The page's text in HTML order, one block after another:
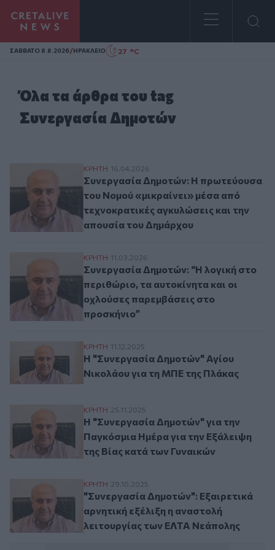
Homepage
ΣAΒΒΑΤΟ 8.8.2026/ΗΡΑΚΛΕΙΟ 27 °C
Όλα τα άρθρα του tag
Συνεργασία Δημοτών
Συνεργασία Δημοτών: Η πρωτεύουσα του
ΚΡΗΤΗ 16.04.2026
Συνεργασία Δημοτών: Η πρωτεύουσα
του Νομού «μικραίνει» μέσα από
τεχνοκρατικές αγκυλώσεις και την
απουσία του Δημάρχου
Συνεργασία Δημοτών: “Η λογική στο
ΚΡΗΤΗ 11.03.2026
Συνεργασία Δημοτών: “Η λογική στο
περιθώριο, τα αυτοκίνητα και οι
οχλούσες παρεμβάσεις στο
προσκήνιο”
Η "Συνεργασία Δημοτών" Αγίου
ΚΡΗΤΗ 11.12.2025
Η "Συνεργασία Δημοτών" Αγίου
Νικολάου για τη ΜΠΕ της Πλάκας
Η "Συνεργασία Δημοτών" για την
ΚΡΗΤΗ 25.11.2025
Η "Συνεργασία Δημοτών" για την
Παγκόσμια Ημέρα για την Εξάλειψη
της Βίας κατά των Γυναικών
"Συνεργασία Δημοτών": Εξαιρετικά
ΚΡΗΤΗ 29.10.2025
"Συνεργασία Δημοτών": Εξαιρετικά
αρνητική εξέλιξη η αναστολή
λειτουργίας των ΕΛΤΑ Νεάπολης